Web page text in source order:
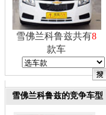
雪佛兰科鲁兹共有8
款车
雪佛兰科鲁兹的竞争车型